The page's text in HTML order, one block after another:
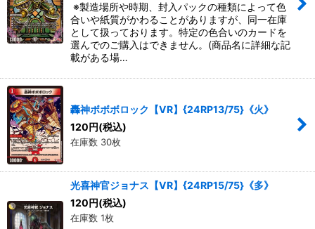
※製造場所や時期、封入パックの種類によって色
合いや紙質がかわることがありますが、同一在庫
として扱っております。特定の色合いのカードを
選んでのご購入はできません。(商品名に詳細な記
載がある場…
轟神ボボボロック【VR】{24RP13/75}《火》
120円(税込)
在庫数 30枚
光喜神官ジョナス【VR】{24RP15/75}《多》
120円(税込)
在庫数 1枚